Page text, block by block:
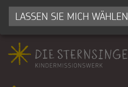
Fußbereich
LASSEN SIE MICH WÄHLEN